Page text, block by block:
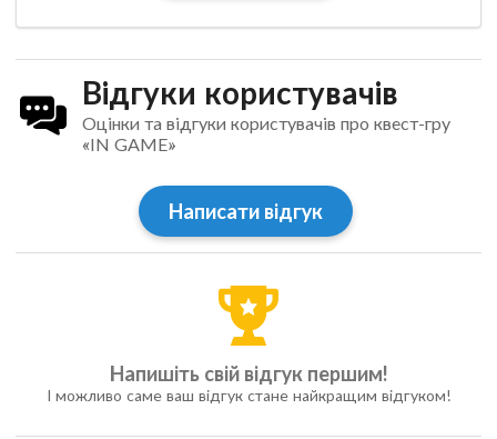
Відгуки користувачів
Оцінки та відгуки користувачів про квест-гру
«IN GAME»
Написати відгук
Напишіть свій відгук першим!
І можливо саме ваш відгук стане найкращим відгуком!